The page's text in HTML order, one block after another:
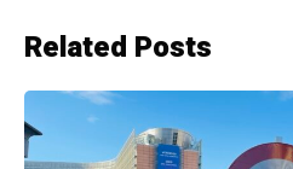
Related Posts